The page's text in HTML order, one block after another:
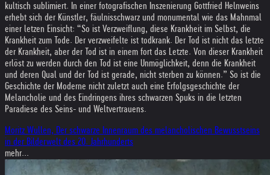
kultisch sublimiert. In einer fotografischen Inszenierung Gottfried Helnweins
erhebt sich der Künstler, fäulnisschwarz und monumental wie das Mahnmal
einer letzen Einsicht: “So ist Verzweiflung, diese Krankheit im Selbst, die
Krankheit zum Tode. Der verzweifelte ist todkrank. Der Tod ist nicht das letzte
der Krankheit, aber der Tod ist in einem fort das Letzte. Von dieser Krankheit
erlöst zu werden durch den Tod ist eine Unmöglichkeit, denn die Krankheit
und deren Qual und der Tod ist gerade, nicht sterben zu können.” So ist die
Geschichte der Moderne nicht zuletzt auch eine Erfolgsgeschichte der
Melancholie und des Eindringens ihres schwarzen Spuks in die letzten
Paradiese des Seins- und Weltvertrauens.
Moritz Wullen, Der schwarze Innenraum des melancholischen Bewusstseins
in der Bilderwelt des 20. Jahrhunderts
mehr...